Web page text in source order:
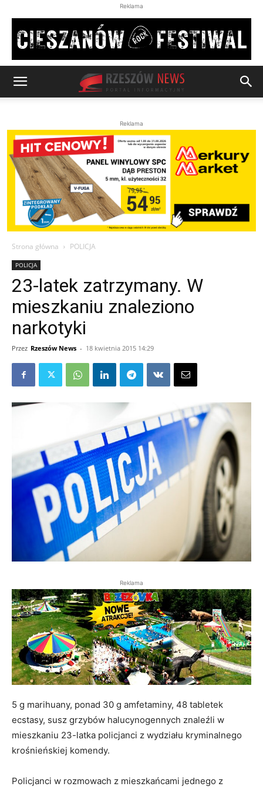
Reklama
Reklama
Strona główna POLICJA
POLICJA
23-latek zatrzymany. W
mieszkaniu znaleziono
narkotyki
Przez Rzeszów News - 18 kwietnia 2015 14:29
Reklama
5 g marihuany, ponad 30 g amfetaminy, 48 tabletek
ecstasy, susz grzybów halucynogennych znaleźli w
mieszkaniu 23-latka policjanci z wydziału kryminalnego
krośnieńskiej komendy.
Policjanci w rozmowach z mieszkańcami jednego z